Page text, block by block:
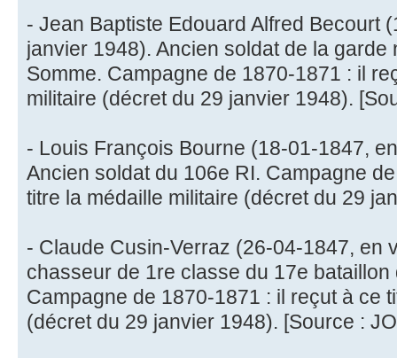
- Jean Baptiste Edouard Alfred Becourt
janvier 1948). Ancien soldat de la garde
Somme. Campagne de 1870-1871 : il
militaire (décret du 29 janvier 1948).
- Louis François Bourne (18-01-1847,
Ancien soldat du 106e RI. Campagne
titre la médaille militaire (décret du 29
- Claude Cusin-Verraz (26-04-1847, en
chasseur de 1re classe du 17e
Campagne de 1870-1871 : il reçut à ce
(décret du 29 janvier 1948). [Source :